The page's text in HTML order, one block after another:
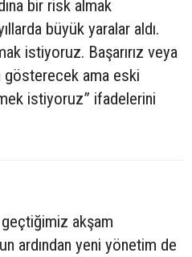
bir risk almak
büyük yaralar aldı.
istiyoruz. Başarırız veya
gösterecek ama eski
istiyoruz” ifadelerini
akşam
ardından yeni yönetim de